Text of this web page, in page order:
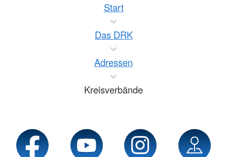
Start
Das DRK
Adressen
Kreisverbände